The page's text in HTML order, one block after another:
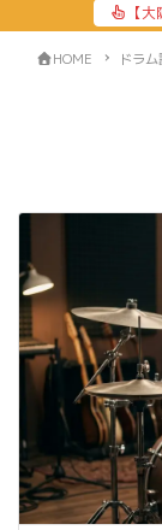
【
HOME ドラ